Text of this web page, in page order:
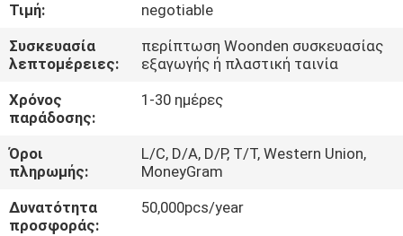
ΠΟΙΌΤΗΤΑΣ
ΕΠΙΚΟΙΝΩΝΉΣΤΕ
ΜΑΖΊ
ΜΑΣ
ΕΙΔΉΣΕΙΣ
Τιμή:
negotiable
Συσκευασία
λεπτομέρειες:
περίπτωση Woonden συσκευασίας
εξαγωγής ή πλαστική ταινία
Χρόνος
παράδοσης:
1-30 ημέρες
Όροι
πληρωμής:
L/C, D/A, D/P, T/T, Western Union,
MoneyGram
Δυνατότητα
προσφοράς:
50,000pcs/year